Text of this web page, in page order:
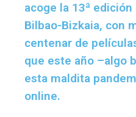
acoge la 13ª
Bilbao-Bizkaia, con
centenar de
que este año –algo
esta maldita
online.